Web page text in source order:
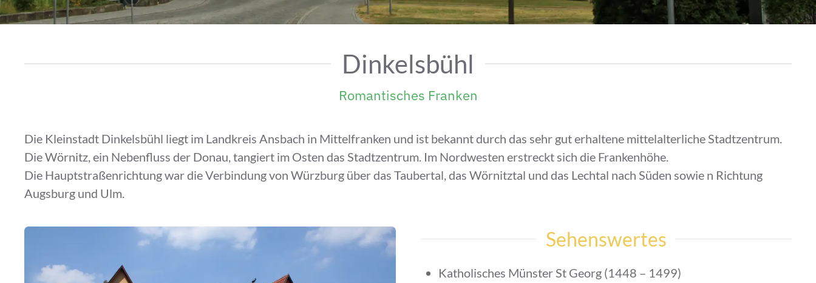
Dinkelsbühl
Romantisches Franken
Die Kleinstadt Dinkelsbühl liegt im Landkreis Ansbach in Mittelfranken und ist bekannt durch das sehr gut erhaltene mittelalterliche Stadtzentrum.
Die Wörnitz, ein Nebenfluss der Donau, tangiert im Osten das Stadtzentrum. Im Nordwesten erstreckt sich die Frankenhöhe.
Die Hauptstraßenrichtung war die Verbindung von Würzburg über das Taubertal, das Wörnitztal und das Lechtal nach Süden sowie n Richtung
Augsburg und Ulm.
Sehenswertes
Katholisches Münster St Georg (1448 – 1499)